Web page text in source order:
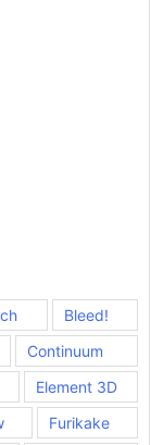
Bleed!
Continuum
Element 3D
Furikake